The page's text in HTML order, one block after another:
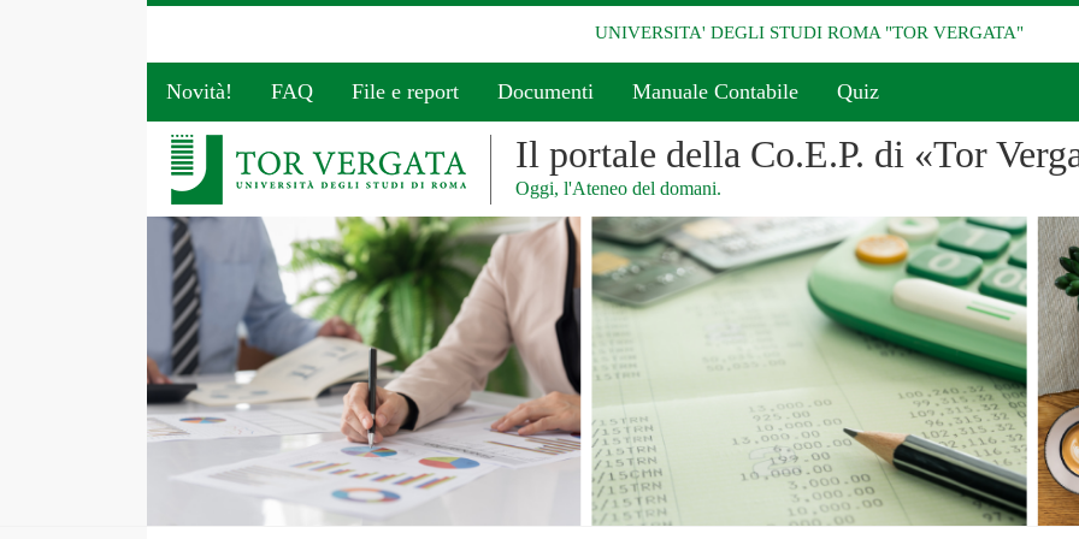
UNIVERSITA' DEGLI STUDI ROMA "TOR VERGATA"
Novità! FAQ File e report Documenti Manuale Contabile Quiz
Il portale della Co.E.P. di «Tor
Oggi, l'Ateneo del domani.